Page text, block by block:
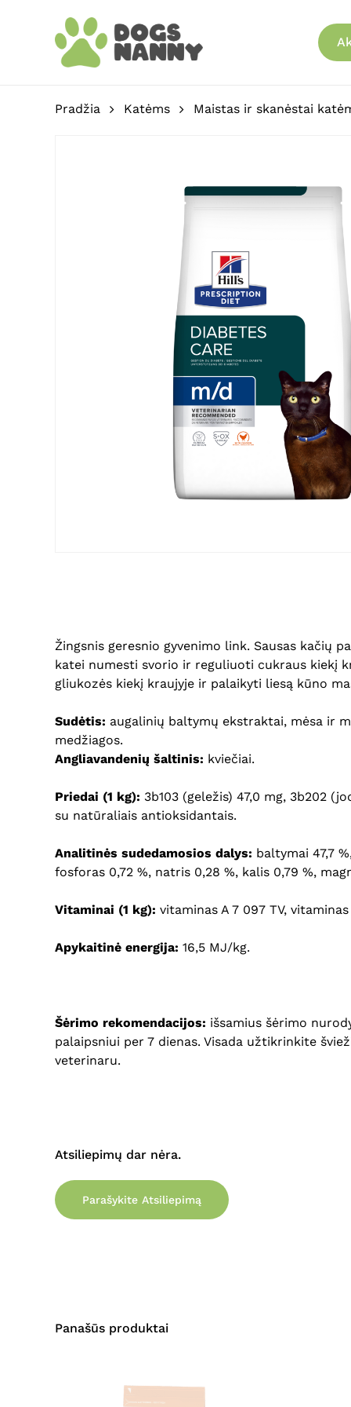
Pradžia Katėms Maistas ir skanėstai
Žingsnis geresnio gyvenimo link. Sausas kačių
katei numesti svorio ir reguliuoti cukraus kiekį
gliukozės kiekį kraujyje ir palaikyti liesą kūno
Sudėtis: augalinių baltymų ekstraktai, mėsa ir
medžiagos.
Angliavandenių šaltinis: kviečiai.
Priedai (1 kg): 3b103 (geležis) 47,0 mg, 3b202
su natūraliais antioksidantais.
Analitinės sudedamosios dalys: baltymai 47,7
fosforas 0,72 %, natris 0,28 %, kalis 0,79 %,
Vitaminai (1 kg): vitaminas A 7 097 TV,
Apykaitinė energija: 16,5 MJ/kg.
Šėrimo rekomendacijos: išsamius šėrimo
palaipsniui per 7 dienas. Visada užtikrinkite
veterinaru.
Atsiliepimų dar nėra.
Parašykite Atsiliepimą
Panašūs produktai